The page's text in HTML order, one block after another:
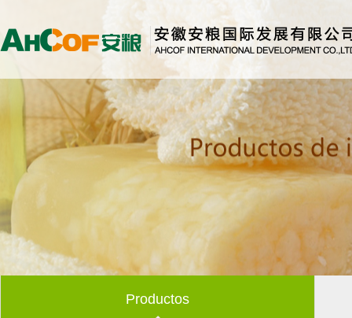
Productos